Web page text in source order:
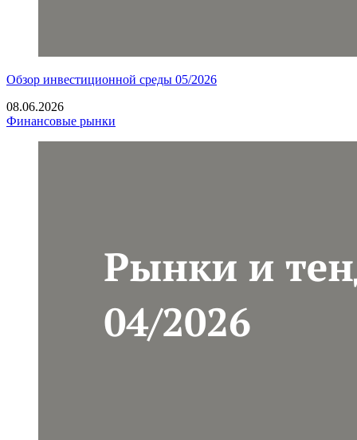
Обзор инвестиционной среды 05/2026
08.06.2026
Финансовые рынки